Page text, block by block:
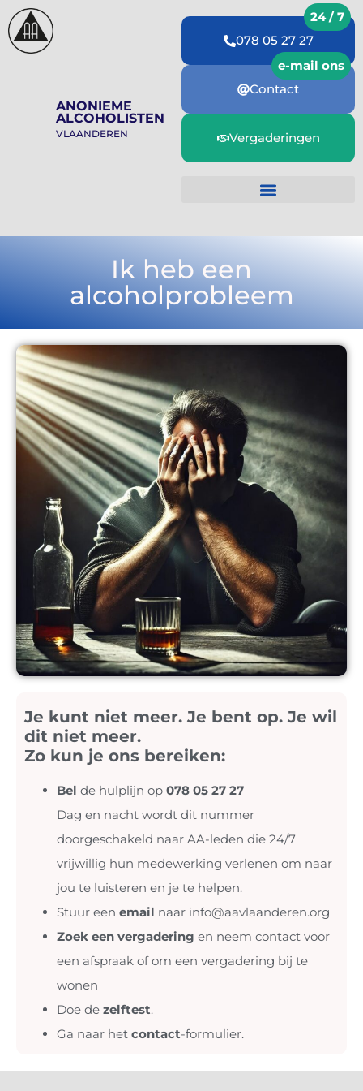
ANONIEME
ALCOHOLISTEN
VLAANDEREN
078 05 27 27
Contact
Vergaderingen
Ik heb een
alcoholprobleem
Je kunt niet meer. Je bent op. Je wil
dit niet meer.
Zo kun je ons bereiken:
Bel de hulplijn op 078 05 27 27
Dag en nacht wordt dit nummer
doorgeschakeld naar AA-leden die 24/7
vrijwillig hun medewerking verlenen om naar
jou te luisteren en je te helpen.
Stuur een email naar info@aavlaanderen.org
Zoek een vergadering en neem contact voor
een afspraak of om een vergadering bij te
wonen
Doe de zelftest.
Ga naar het contact-formulier.